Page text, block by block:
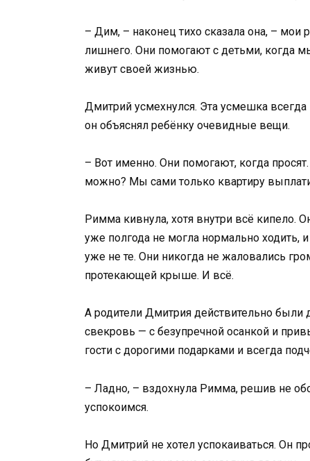
– Дим, – наконец тихо сказала она, – мои
лишнего. Они помогают с детьми, когда
живут своей жизнью.
Дмитрий усмехнулся. Эта усмешка
он объяснял ребёнку очевидные вещи.
– Вот именно. Они помогают, когда
можно? Мы сами только квартиру
Римма кивнула, хотя внутри всё кипело.
уже полгода не могла нормально ходить,
уже не те. Они никогда не жаловались
протекающей крыше. И всё.
А родители Дмитрия действительно
свекровь — с безупречной осанкой и
гости с дорогими подарками и всегда
– Ладно, – вздохнула Римма, решив не
успокоимся.
Но Дмитрий не хотел успокаиваться. Он